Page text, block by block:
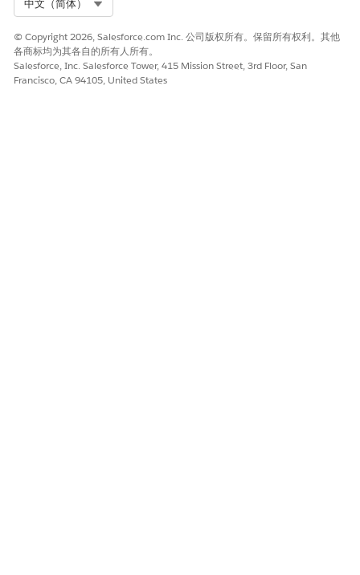
中文（简体）
© Copyright 2026, Salesforce.com Inc. 公司版权所有。保留所有权利。其他
各商标均为其各自的所有人所有。
Salesforce, Inc. Salesforce Tower, 415 Mission Street, 3rd Floor, San
Francisco, CA 94105, United States